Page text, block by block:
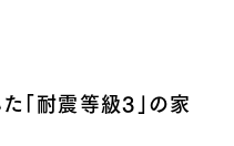
「耐震等級3」の家